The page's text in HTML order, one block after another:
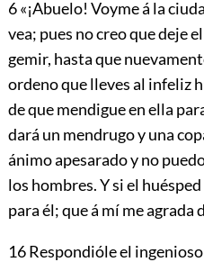
6«¡Abuelo! Voyme á la
vea; pues no creo que deje
gemir, hasta que
ordeno que lleves al infeliz
de que mendigue en ella
dará un mendrugo y una
ánimo apesarado y no
los hombres. Y si el
para él; que á mí me agrada
16Respondióle el